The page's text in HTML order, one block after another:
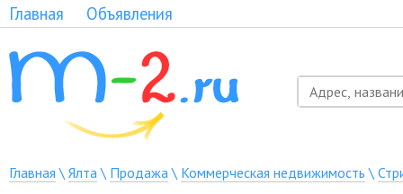
Главная Объявления
Главная \ Ялта\ Продажа\ Коммерческая недвижимость \